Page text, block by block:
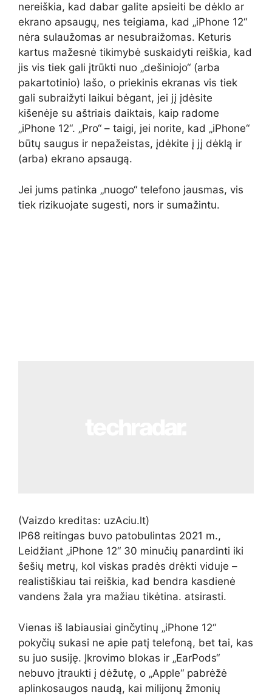
nereiškia, kad dabar galite apsieiti be dėklo ar
ekrano apsaugų, nes teigiama, kad „iPhone 12“
nėra sulaužomas ar nesubraižomas. Keturis
kartus mažesnė tikimybė suskaidyti reiškia, kad
jis vis tiek gali įtrūkti nuo „dešiniojo“ (arba
pakartotinio) lašo, o priekinis ekranas vis tiek
gali subraižyti laikui bėgant, jei jį įdėsite
kišenėje su aštriais daiktais, kaip radome
„iPhone 12“. „Pro“ – taigi, jei norite, kad „iPhone“
būtų saugus ir nepažeistas, įdėkite į jį dėklą ir
(arba) ekrano apsaugą.
Jei jums patinka „nuogo“ telefono jausmas, vis
tiek rizikuojate sugesti, nors ir sumažintu.
(Vaizdo kreditas: uzAciu.lt)
IP68 reitingas buvo patobulintas 2021 m.,
Leidžiant „iPhone 12“ 30 minučių panardinti iki
šešių metrų, kol viskas pradės drėkti viduje –
realistiškiau tai reiškia, kad bendra kasdienė
vandens žala yra mažiau tikėtina. atsirasti.
Vienas iš labiausiai ginčytinų „iPhone 12“
pokyčių sukasi ne apie patį telefoną, bet tai, kas
su juo susiję. Įkrovimo blokas ir „EarPods“
nebuvo įtraukti į dėžutę, o „Apple“ pabrėžė
aplinkosaugos naudą, kai milijonų žmonių